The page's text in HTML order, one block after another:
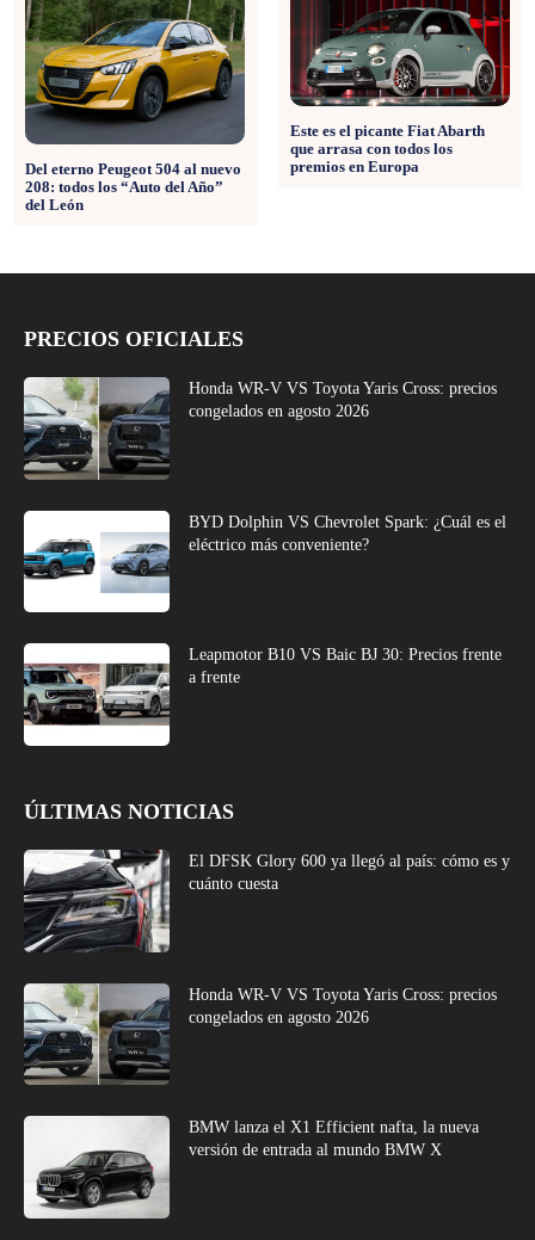
Del eterno Peugeot 504 al nuevo
208: todos los “Auto del Año”
del León
Este es el picante Fiat Abarth
que arrasa con todos los
premios en Europa
PRECIOS OFICIALES
Honda WR-V VS Toyota Yaris Cross: precios
congelados en agosto 2026
BYD Dolphin VS Chevrolet Spark: ¿Cuál es el
eléctrico más conveniente?
Leapmotor B10 VS Baic BJ 30: Precios frente
a frente
ÚLTIMAS NOTICIAS
El DFSK Glory 600 ya llegó al país: cómo es y
cuánto cuesta
Honda WR-V VS Toyota Yaris Cross: precios
congelados en agosto 2026
BMW lanza el X1 Efficient nafta, la nueva
versión de entrada al mundo BMW X